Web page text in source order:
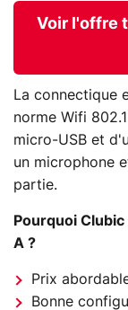
Voir l'offre
La connectique
norme Wifi
micro-USB et
un microphone
partie.
Pourquoi
A ?
Prix
Bonne